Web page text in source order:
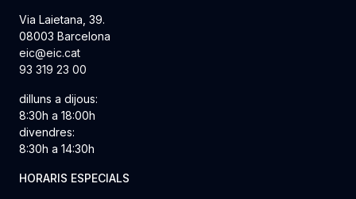
Via Laietana, 39.
08003 Barcelona
eic@eic.cat
93 319 23 00
dilluns a dijous:
8:30h a 18:00h
divendres:
8:30h a 14:30h
HORARIS ESPECIALS